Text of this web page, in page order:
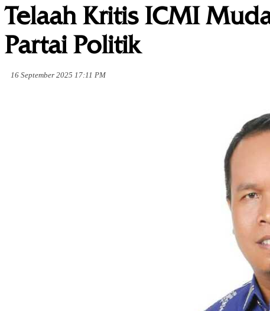
Telaah Kritis ICMI
Partai Politik
16 September 2025 17:11 PM